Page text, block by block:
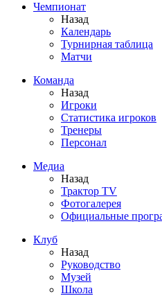
Чемпионат
Назад
Календарь
Турнирная таблица
Матчи
Команда
Назад
Игроки
Статистика игроков
Тренеры
Персонал
Медиа
Назад
Трактор TV
Фотогалерея
Официальные
Клуб
Назад
Руководство
Музей
Школа